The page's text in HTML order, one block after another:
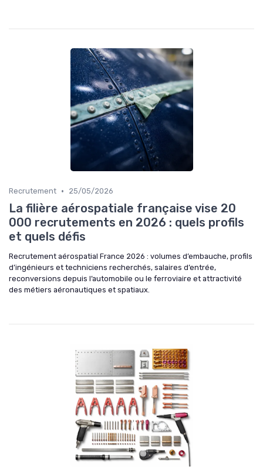
Recrutement • 25/05/2026
La filière aérospatiale française vise 20
000 recrutements en 2026 : quels profils
et quels défis
Recrutement aérospatial France 2026 : volumes d’embauche, profils
d’ingénieurs et techniciens recherchés, salaires d’entrée,
reconversions depuis l’automobile ou le ferroviaire et attractivité
des métiers aéronautiques et spatiaux.